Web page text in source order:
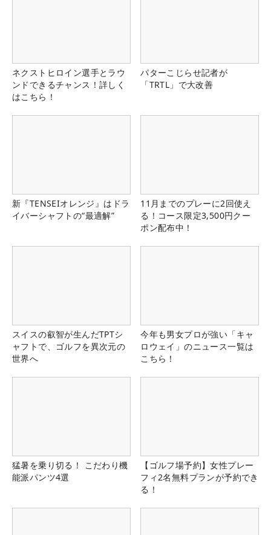
ネクストヒロイン選手とラウ
ンドできるチャンス！詳しく
はこちら！
パターこじらせ記者が
「TRTL」で大改善
新『TENSEIオレンジ』はドラ
イバーシャフトの“最適解”
11月までのプレーに2回使え
る！コース限定3,500円クー
ポン配布中！
スイスの叡智が生んだTPTシ
ャフトで、ゴルフを異次元の
世界へ
今年も男女プロが強い「キャ
ロウェイ」のニュース一覧は
こちら！
猛暑を乗り切る！ こだわり機
能派パンツ4選
【ゴルフ場予約】女性プレー
フィ2名無料プランが予約でき
る！